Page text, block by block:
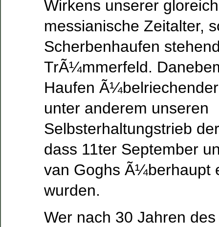
Wirkens unserer
messianische Zeitalter,
Scherbenhaufen
TrÃ¼mmerfeld.
Haufen
unter anderem unseren
Selbsterhaltungstrieb
dass 11ter September
van Goghs Ã¼berhaupt
wurden.
Wer nach 30 Jahren